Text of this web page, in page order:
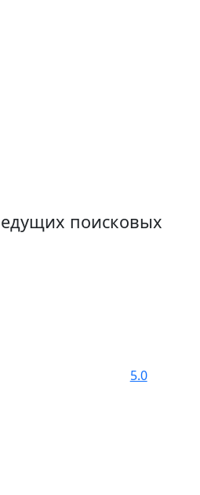
поисковых
5.0